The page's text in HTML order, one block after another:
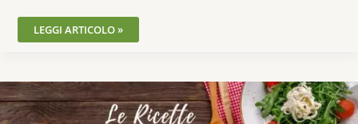
LEGGI ARTICOLO »
INSALATA
DI
ARANCE,
FINOCCHI